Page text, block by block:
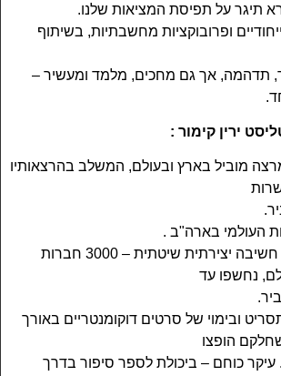
תיגר על תפיסת המציאות שלנו.
ופרובוקציות מחשבתיות, בשיתוף
תדהמה, אך גם מחכים, מלמד ומעשיר –
ירין קימור :
כמרצה מוביל בארץ ובעולם, המשלב בהרצאותיו
3. מומחיות בפיתוח חשיבה יצירתית שיטתית – 3000 חברות
נחשפו עד
בתסריט ובימוי של סרטים דוקומנטריים באורך
הופצו
עיקר כוחם – ביכולת לספר סיפור בדרך